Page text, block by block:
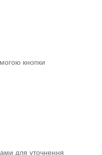
кнопки
для уточнення